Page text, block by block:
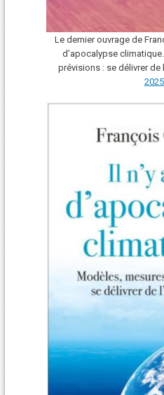
Le dernier ouvrage de
d’apocalypse
prévisions : se délivrer de
2025